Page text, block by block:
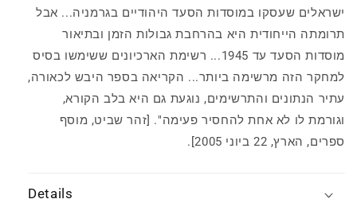
ישראלים שעסקו במוסדות הסעד היהודיים בגרמניה... אבל
תרומתה הייחודית היא בהרחבת גבולות הזמן ובתיאור
מוסדות הסעד עד 1945... רשימת הארכיונים ששימשו בסיס
למחקר הזה מרשימה ביותר... הקריאה בספר היבש לכאורה,
עתיר הנתונים והתרשימים, נוגעת גם היא בלב הקורא,
וגורמת לו לא אחת להחסיר פעימה". [זהר שביט, מוסף
ספרים, הארץ, 22 ביוני 2005].
Details